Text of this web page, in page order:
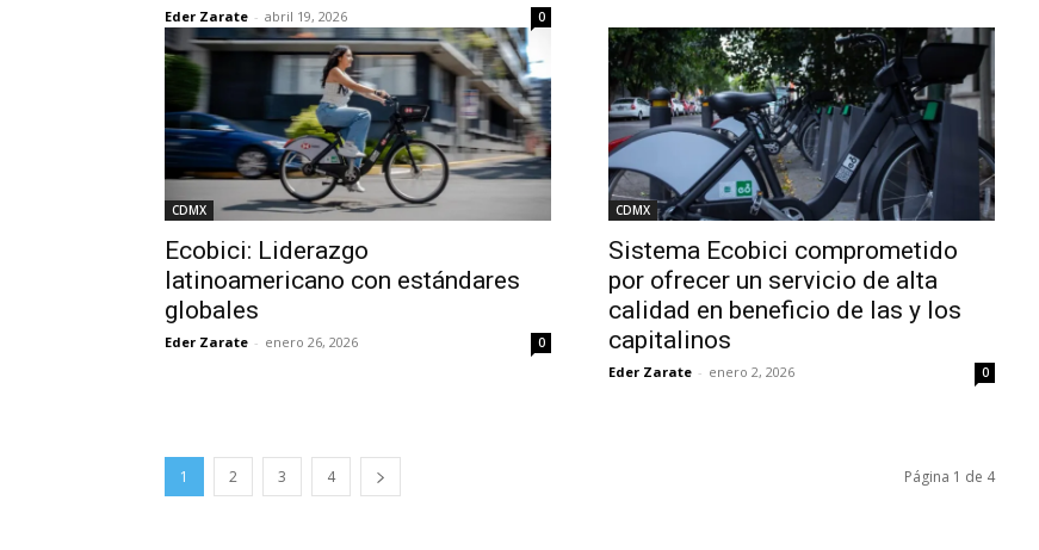
Eder Zarate - abril 19, 2026 0
CDMX
Ecobici: Liderazgo
latinoamericano con estándares
globales
Eder Zarate - enero 26, 2026 0
CDMX
Sistema Ecobici comprometido
por ofrecer un servicio de alta
calidad en beneficio de las y los
capitalinos
Eder Zarate - enero 2, 2026 0
1 2 3 4 Página 1 de 4